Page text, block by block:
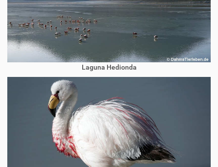
Laguna Hedionda